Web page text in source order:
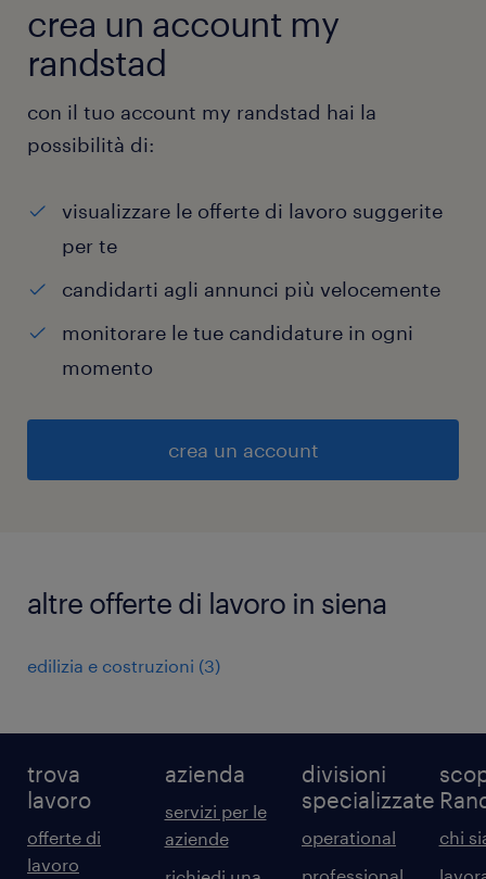
crea un account my
randstad
con il tuo account my randstad hai la
possibilità di:
visualizzare le offerte di lavoro suggerite
per te
candidarti agli annunci più velocemente
monitorare le tue candidature in ogni
momento
crea un account
altre offerte di lavoro in siena
edilizia e costruzioni (3)
trova
lavoro
offerte di
lavoro
azienda
servizi per le
aziende
divisioni
specializzate
operational
chi